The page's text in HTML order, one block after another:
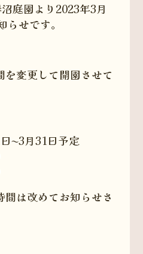
庭園より2023年3月
せです。
変更して開園させて
〜3月31日予定
は改めてお知らせさ